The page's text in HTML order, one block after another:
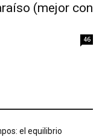
(mejor con
46
el equilibrio